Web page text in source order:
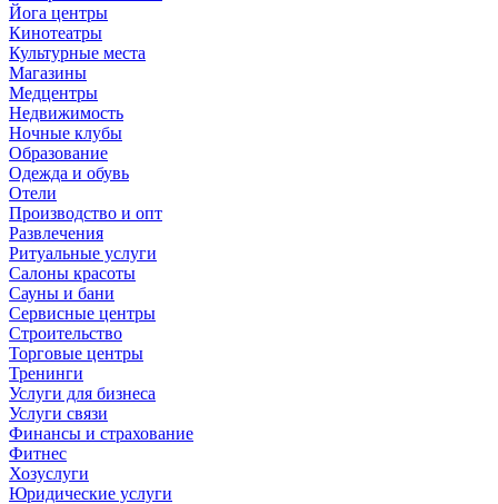
Йога центры
Кинотеатры
Культурные места
Магазины
Медцентры
Недвижимость
Ночные клубы
Образование
Одежда и обувь
Отели
Производство и опт
Развлечения
Ритуальные услуги
Салоны красоты
Сауны и бани
Сервисные центры
Строительство
Торговые центры
Тренинги
Услуги для бизнеса
Услуги связи
Финансы и страхование
Фитнес
Хозуслуги
Юридические услуги